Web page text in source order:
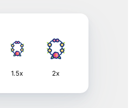
1.5x 2x